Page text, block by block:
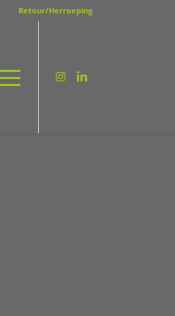
Retour/Herroeping